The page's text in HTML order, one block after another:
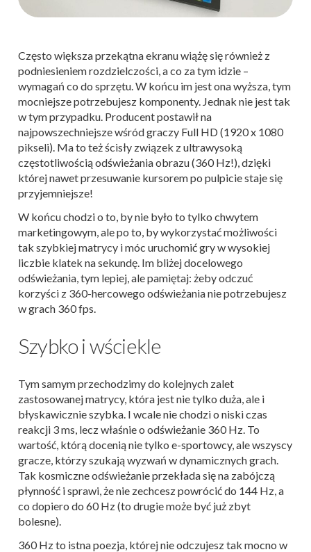
Często większa przekątna ekranu wiążę się również z
podniesieniem rozdzielczości, a co za tym idzie –
wymagań co do sprzętu. W końcu im jest ona wyższa, tym
mocniejsze potrzebujesz komponenty. Jednak nie jest tak
w tym przypadku. Producent postawił na
najpowszechniejsze wśród graczy Full HD (1920 x 1080
pikseli). Ma to też ścisły związek z ultrawysoką
częstotliwością odświeżania obrazu (360 Hz!), dzięki
której nawet przesuwanie kursorem po pulpicie staje się
przyjemniejsze!
W końcu chodzi o to, by nie było to tylko chwytem
marketingowym, ale po to, by wykorzystać możliwości
tak szybkiej matrycy i móc uruchomić gry w wysokiej
liczbie klatek na sekundę. Im bliżej docelowego
odświeżania, tym lepiej, ale pamiętaj: żeby odczuć
korzyści z 360-hercowego odświeżania nie potrzebujesz
w grach 360 fps.
Szybko i wściekle
Tym samym przechodzimy do kolejnych zalet
zastosowanej matrycy, która jest nie tylko duża, ale i
błyskawicznie szybka. I wcale nie chodzi o niski czas
reakcji 3 ms, lecz właśnie o odświeżanie 360 Hz. To
wartość, którą docenią nie tylko e-sportowcy, ale wszyscy
gracze, którzy szukają wyzwań w dynamicznych grach.
Tak kosmiczne odświeżanie przekłada się na zabójczą
płynność i sprawi, że nie zechcesz powrócić do 144 Hz, a
co dopiero do 60 Hz (to drugie może być już zbyt
bolesne).
360 Hz to istna poezja, której nie odczujesz tak mocno w